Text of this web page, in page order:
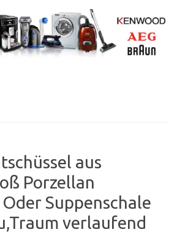
aus
Porzellan
Suppenschale
verlaufend